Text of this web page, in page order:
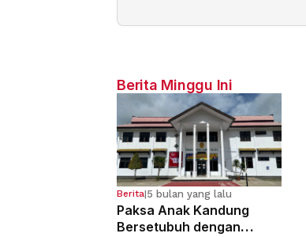
Berita Minggu Ini
Berita|5 bulan yang lalu
Paksa Anak Kandung
Bersetubuh dengan